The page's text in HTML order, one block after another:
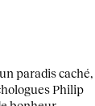
paradis caché,
Philip